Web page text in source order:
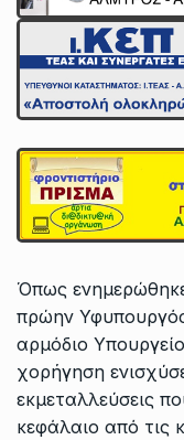
Όπως
πρώην
αρμόδιο
χορήγηση
εκμεταλλεύσεις
κεφάλαιο από τις